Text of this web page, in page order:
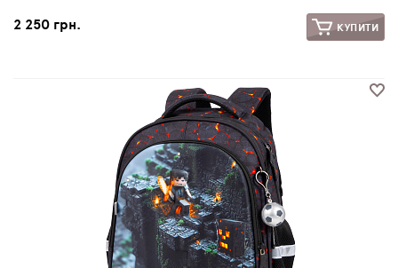
2 250 грн. КУПИТИ